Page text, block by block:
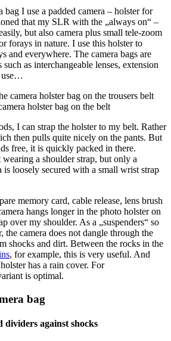
bag I use a padded camera – holster for
that my SLR with the „always on“ –
but also camera plus small tele-zoom
forays in nature. I use this holster to
and everywhere. The camera bags are
as interchangeable lenses, extension
use…
holster bag on the belt
I can strap the holster to my belt. Rather
then pulls quite nicely on the pants. But
free, it is quickly packed in there.
a shoulder strap, but only a
is loosely secured with a small wrist strap
memory card, cable release, lens brush
hangs longer in the photo holster on
over my shoulder. As a „suspenders“ so
the camera does not dangle through the
shocks and dirt. Between the rocks in the
, for example, this is very useful. And
has a rain cover. For
is optimal.
bag
dividers against shocks